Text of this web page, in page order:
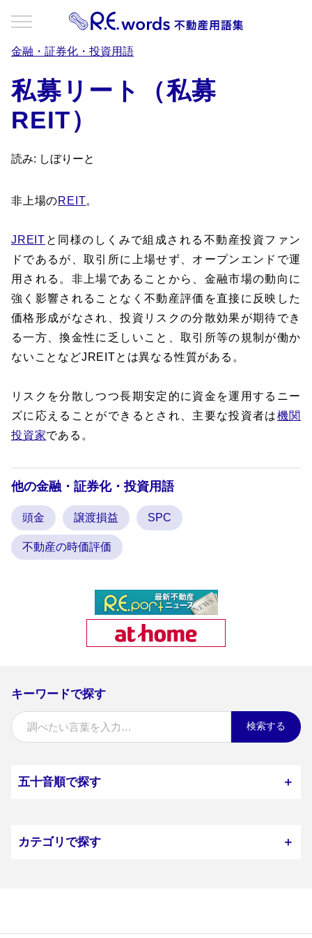
キーワードで探す
検索する
五十音順で探す ＋
カテゴリで探す ＋
金融・証券化・投資用語
私募リート（私募
REIT）
読み: しぼりーと
非上場のREIT。
JREIT と同様のしくみで組成される不動産投資ファン
ドであるが、取引所に上場せず、オープンエンドで運
用される。非上場であることから、金融市場の動向に
強く影響されることなく不動産評価を直接に反映した
価格形成がなされ、投資リスクの分散効果が期待でき
る一方、換金性に乏しいこと、取引所等の規制が働か
ないことなどJREITとは異なる性質がある。
リスクを分散しつつ長期安定的に資金を運用するニー
ズに応えることができるとされ、主要な投資者は機関
投資家である。
他の金融・証券化・投資用語
頭金 譲渡損益 SPC
不動産の時価評価